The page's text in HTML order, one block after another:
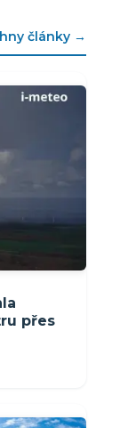
články →
přes